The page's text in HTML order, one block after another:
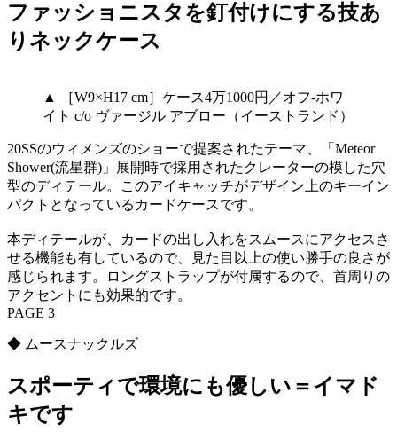
ファッショニスタを釘付けにする技あ
りネックケース
▲ ［W9×H17 cm］ケース4万1000円／オフ-ホワ
イト c/o ヴァージル アブロー（イーストランド）
20SSのウィメンズのショーで提案されたテーマ、「Meteor
Shower(流星群)」展開時で採用されたクレーターの模した穴
型のディテール。このアイキャッチがデザイン上のキーイン
パクトとなっているカードケースです。
本ディテールが、カードの出し入れをスムースにアクセスさ
せる機能も有しているので、見た目以上の使い勝手の良さが
感じられます。ロングストラップが付属するので、首周りの
アクセントにも効果的です。
PAGE 3
◆ ムースナックルズ
スポーティで環境にも優しい＝イマド
キです